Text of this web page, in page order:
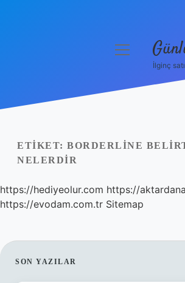
Yasal Uyarı
menüyü
İlginç
ETIKET: BORDERLINE
NELERDIR
https://hediyeolur.com https://
https://evodam.com.tr Sitemap
SIDEBAR
SON YAZILAR